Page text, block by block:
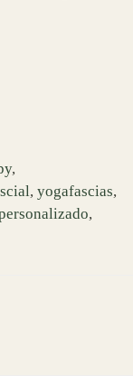
,
, yogafascias,
,